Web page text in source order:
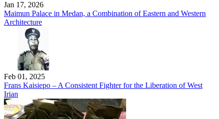
Jan 17, 2026
Maimun Palace in Medan, a Combination of Eastern and Western
Architecture
Feb 01, 2025
Frans Kaisiepo – A Consistent Fighter for the Liberation of West
Irian